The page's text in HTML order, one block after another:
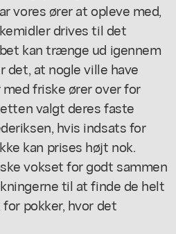
vores ører at opleve med,
drives til det
kan trænge ud igennem
det, at nogle ville have
friske ører over for
valgt deres faste
hvis indsats for
kan prises højt nok.
vokset for godt sammen
til at finde de helt
pokker, hvor det